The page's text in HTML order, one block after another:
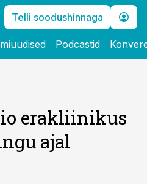
Telli soodushinnaga
Podcastid
erakliinikus
ajal